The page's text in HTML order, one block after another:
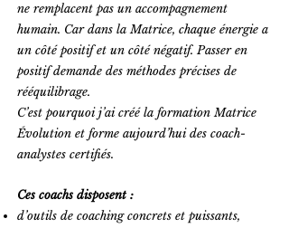
ne remplacent pas un accompagnement
humain. Car dans la Matrice, chaque énergie a
un côté positif et un côté négatif. Passer en
positif demande des méthodes précises de
rééquilibrage.
C’est pourquoi j’ai créé la formation Matrice
Évolution et forme aujourd’hui des coach-
analystes certifiés.
Ces coachs disposent :
d’outils de coaching concrets et puissants,